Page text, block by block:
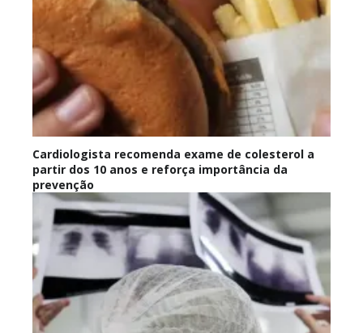
Cardiologista recomenda exame de colesterol a
partir dos 10 anos e reforça importância da
prevenção